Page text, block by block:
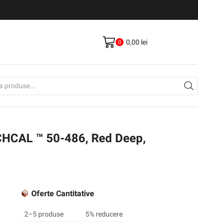
0 0,00 lei
™ 50-486, Red Deep,
Oferte Cantitative
2–5 produse
5% reducere